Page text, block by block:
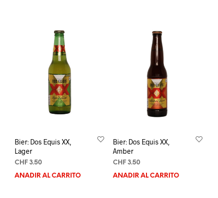
Bier: Dos Equis XX,
Lager
CHF 3.50
AÑADIR AL CARRITO
Bier: Dos Equis XX,
Amber
CHF3.50
AÑADIR AL CARRITO